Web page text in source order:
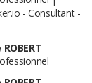
- Consultant -